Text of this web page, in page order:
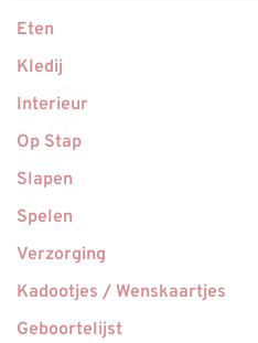
Eten
Kledij
Interieur
Op Stap
Slapen
Spelen
Verzorging
Kadootjes / Wenskaartjes
Geboortelijst